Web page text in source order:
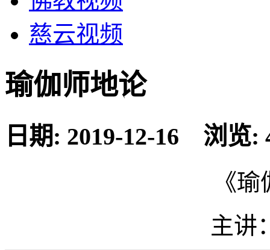
慈云视频
瑜伽师地论
日期: 2019-12-16 浏览:
《
主讲